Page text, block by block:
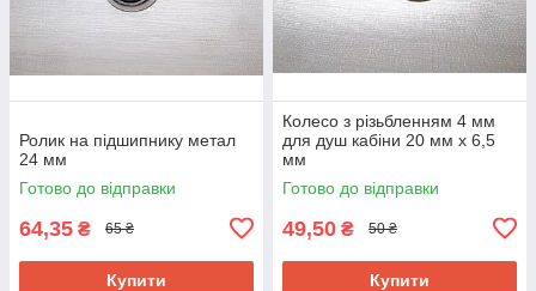
Ролик на підшипнику метал
24 мм
Готово до відправки
64,35 ₴ 65 ₴
Купити
Колесо з різьбленням 4 мм
для душ кабіни 20 мм х 6,5
мм
Готово до відправки
49,50 ₴ 50 ₴
Купити